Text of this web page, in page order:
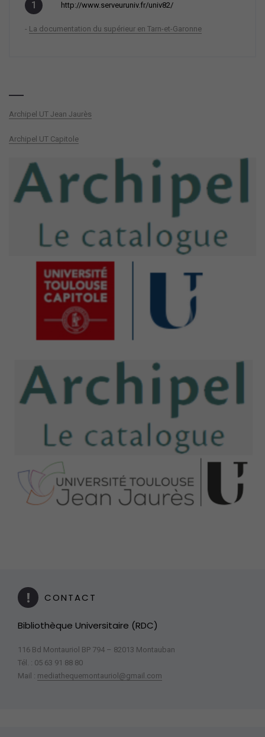
http://www.serveuruniv.fr/univ82/
- La documentation du supérieur en Tarn-et-Garonne
Archipel UT Jean Jaurès
Archipel UT Capitole
CONTACT
Bibliothèque Universitaire (RDC)
116 Bd Montauriol BP 794 – 82013 Montauban
Tél. : 05 63 91 88 80
Mail : mediathequemontauriol@gmail.com